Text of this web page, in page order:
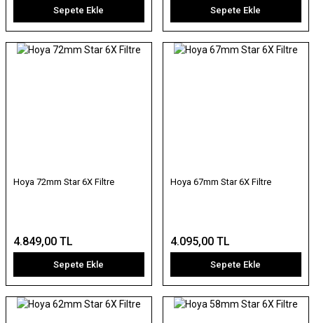
Sepete Ekle Sepete Ekle
Hoya 72mm Star 6X Filtre
4.849,00 TL
Sepete Ekle
Hoya 67mm Star 6X Filtre
4.095,00 TL
Sepete Ekle